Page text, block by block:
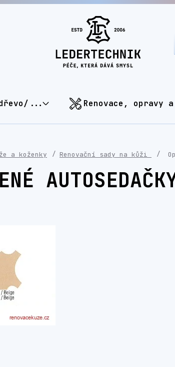
... Renovace, opravy
a koženky Renovační sady na kůži